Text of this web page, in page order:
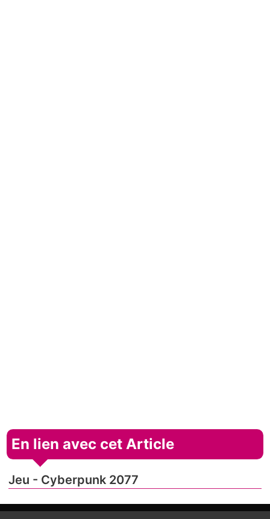
En lien avec cet Article
Jeu - Cyberpunk 2077